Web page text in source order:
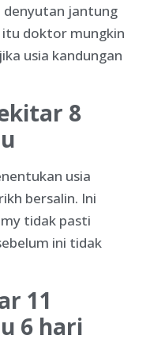
denyutan jantung
itu doktor mungkin
usia kandungan
8
usia
bersalin. Ini
tidak pasti
ini tidak
11
6 hari